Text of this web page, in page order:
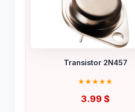
Transistor 2N457
3.99 $